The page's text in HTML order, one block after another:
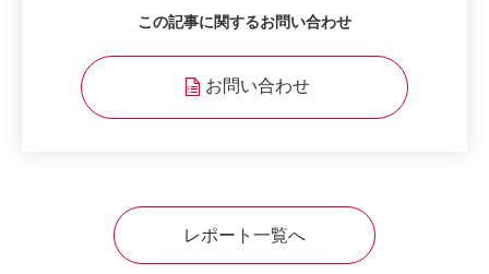
この記事に関するお問い合わせ
お問い合わせ
レポート一覧へ